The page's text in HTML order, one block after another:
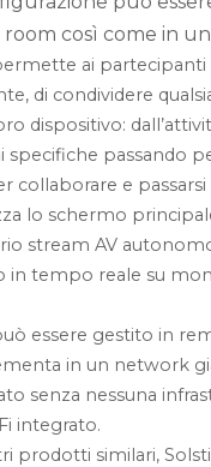
così come in
ai partecipanti
di condividere
dispositivo:
specifiche passando
collaborare e
lo schermo
stream AV
in tempo reale su
essere gestito in
in un network
senza nessuna
integrato.
prodotti similari,